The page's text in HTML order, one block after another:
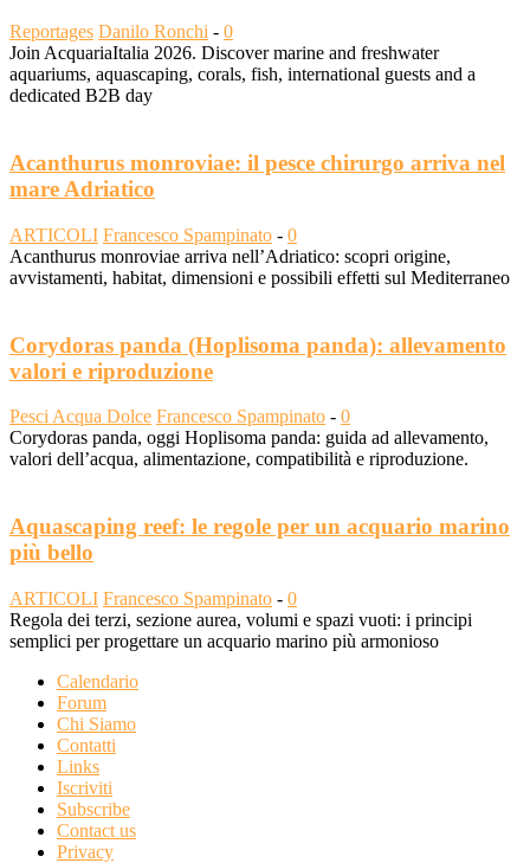
Reportages Danilo Ronchi - 0
Join AcquariaItalia 2026. Discover marine and freshwater
aquariums, aquascaping, corals, fish, international guests and a
dedicated B2B day
Acanthurus monroviae: il pesce chirurgo arriva nel
mare Adriatico
ARTICOLI Francesco Spampinato - 0
Acanthurus monroviae arriva nell’Adriatico: scopri origine,
avvistamenti, habitat, dimensioni e possibili effetti sul Mediterraneo
Corydoras panda (Hoplisoma panda): allevamento
valori e riproduzione
Pesci Acqua Dolce Francesco Spampinato - 0
Corydoras panda, oggi Hoplisoma panda: guida ad allevamento,
valori dell’acqua, alimentazione, compatibilità e riproduzione.
Aquascaping reef: le regole per un acquario marino
più bello
ARTICOLI Francesco Spampinato - 0
Regola dei terzi, sezione aurea, volumi e spazi vuoti: i principi
semplici per progettare un acquario marino più armonioso
Calendario
Forum
Chi Siamo
Contatti
Links
Iscriviti
Subscribe
Contact us
Privacy